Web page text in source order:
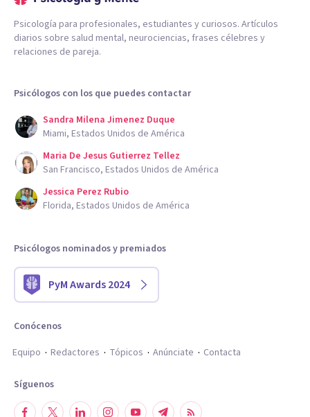
Psicología para profesionales, estudiantes y curiosos. Artículos
diarios sobre salud mental, neurociencias, frases célebres y
relaciones de pareja.
Psicólogos con los que puedes contactar
Sandra Milena Jimenez Duque
Miami, Estados Unidos de América
Maria De Jesus Gutierrez Tellez
San Francisco, Estados Unidos de América
Jessica Perez Rubio
Florida, Estados Unidos de América
Psicólogos nominados y premiados
PyM Awards 2024
Conócenos
Equipo
Redactores Tópicos Anúnciate Contacta
Síguenos